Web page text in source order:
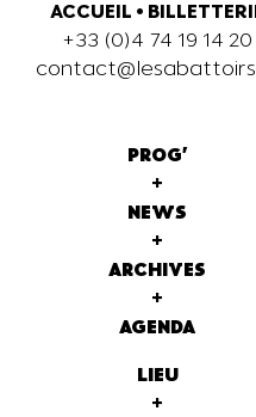
ACCUEIL •
+33 (0)4 74 19 14 20
PROG'
+
NEWS
+
ARCHIVES
+
AGENDA
LIEU
+